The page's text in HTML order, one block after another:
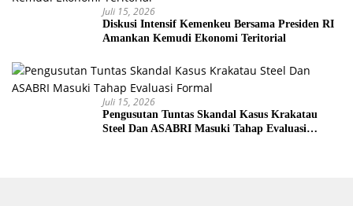
Juli 15, 2026
Diskusi Intensif Kemenkeu Bersama Presiden RI
Amankan Kemudi Ekonomi Teritorial
Juli 15, 2026
Pengusutan Tuntas Skandal Kasus Krakatau
Steel Dan ASABRI Masuki Tahap Evaluasi